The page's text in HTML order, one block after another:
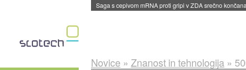
BMW v vozilih začel predvajati reklame::danes ob 06:09
Novice » Znanost in tehnologija»